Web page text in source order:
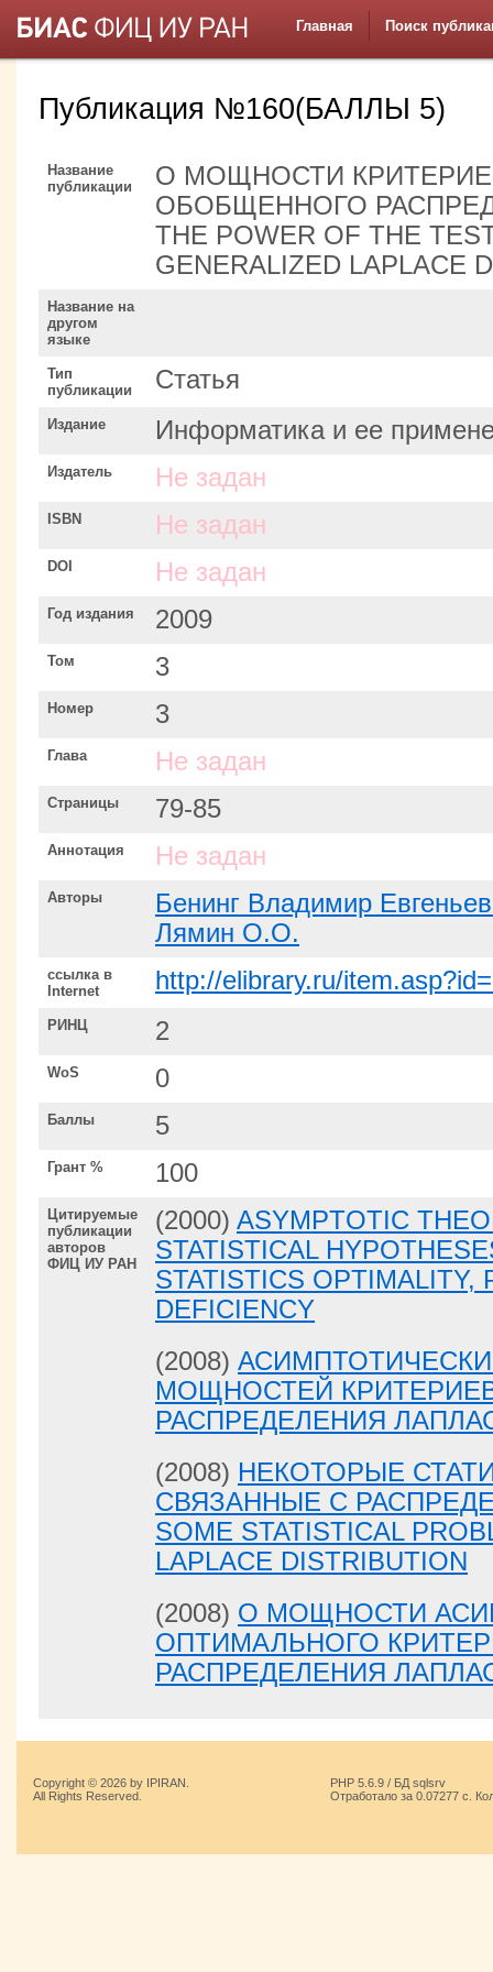
Главная Поиск
Публикация №160(БАЛЛЫ 5)
Название
публикации
О МОЩНОСТИ
ОБОБЩЕННОГО
THE POWER OF THE
GENERALIZED LAPLACE
Название на
другом
языке
Тип
публикации
Статья
Издание Информатика и ее
Издатель Не задан
ISBN Не задан
DOI Не задан
Год издания 2009
Том 3
Номер 3
Глава Не задан
Страницы 79-85
Аннотация Не задан
Авторы
Бенинг Владимир
Лямин О.О.
ссылка в
Internet
http://elibrary.ru/
РИНЦ 2
WoS 0
Баллы 5
Грант % 100
Цитируемые
публикации
авторов
ФИЦ ИУ РАН
(2000) ASYMPTOTIC
STATISTICAL
STATISTICS OPTIMALITY,
DEFICIENCY
(2008)
МОЩНОСТЕЙ
РАСПРЕДЕЛЕНИЯ
(2008) НЕКОТОРЫЕ
СВЯЗАННЫЕ С
SOME STATISTICAL
LAPLACE DISTRIBUTION
(2008) О МОЩНОСТИ
ОПТИМАЛЬНОГО
РАСПРЕДЕЛЕНИЯ
Copyright © 2026 by IPIRAN.
All Rights Reserved.
PHP 5.6.9 / БД sqlsrv
Отработало за 0.07277 с.